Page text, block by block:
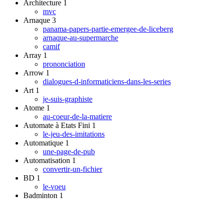
Architecture 1
mvc
Arnaque 3
panama-papers-partie-emergee-de-liceberg
arnaque-au-supermarche
camif
Array 1
prononciation
Arrow 1
dialogues-d-informaticiens-dans-les-series
Art 1
je-suis-graphiste
Atome 1
au-coeur-de-la-matiere
Automate à Etats Fini 1
le-jeu-des-imitations
Automatique 1
une-page-de-pub
Automatisation 1
convertir-un-fichier
BD 1
le-voeu
Badminton 1